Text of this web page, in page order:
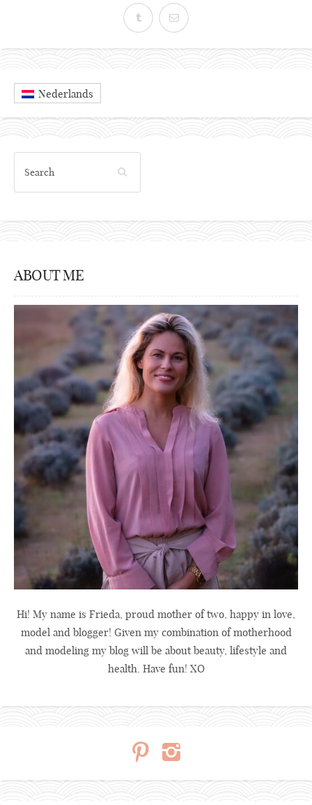
Nederlands
ABOUT ME
Hi! My name is Frieda, proud mother of two, happy in love,
model and blogger! Given my combination of motherhood
and modeling my blog will be about beauty, lifestyle and
health. Have fun! XO